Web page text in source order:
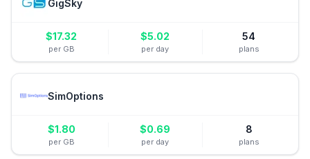
GigSky
$17.32
per GB
$5.02
per day
54
plans
SimOptions
$1.80
per GB
$0.69
per day
8
plans